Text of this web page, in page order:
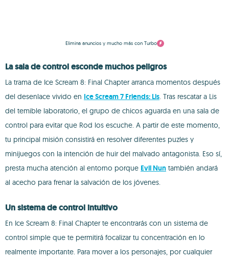
Elimina anuncios y mucho más con Turbo
La sala de control esconde muchos peligros
La trama de Ice Scream 8: Final Chapter arranca momentos después
del desenlace vivido en Ice Scream 7 Friends: Lis. Tras rescatar a Lis
del temible laboratorio, el grupo de chicos aguarda en una sala de
control para evitar que Rod los escuche. A partir de este momento,
tu principal misión consistirá en resolver diferentes puzles y
minijuegos con la intención de huir del malvado antagonista. Eso sí,
presta mucha atención al entorno porque Evil Nun también andará
al acecho para frenar la salvación de los jóvenes.
Un sistema de control intuitivo
En Ice Scream 8: Final Chapter te encontrarás con un sistema de
control simple que te permitirá focalizar tu concentración en lo
realmente importante. Para mover a los personajes, por cualquier